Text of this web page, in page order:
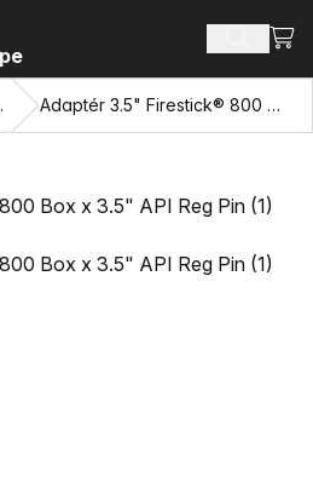
Hledat
Adaptér 3.5" Firestick® 800 Box x 3.5" API Reg Pin